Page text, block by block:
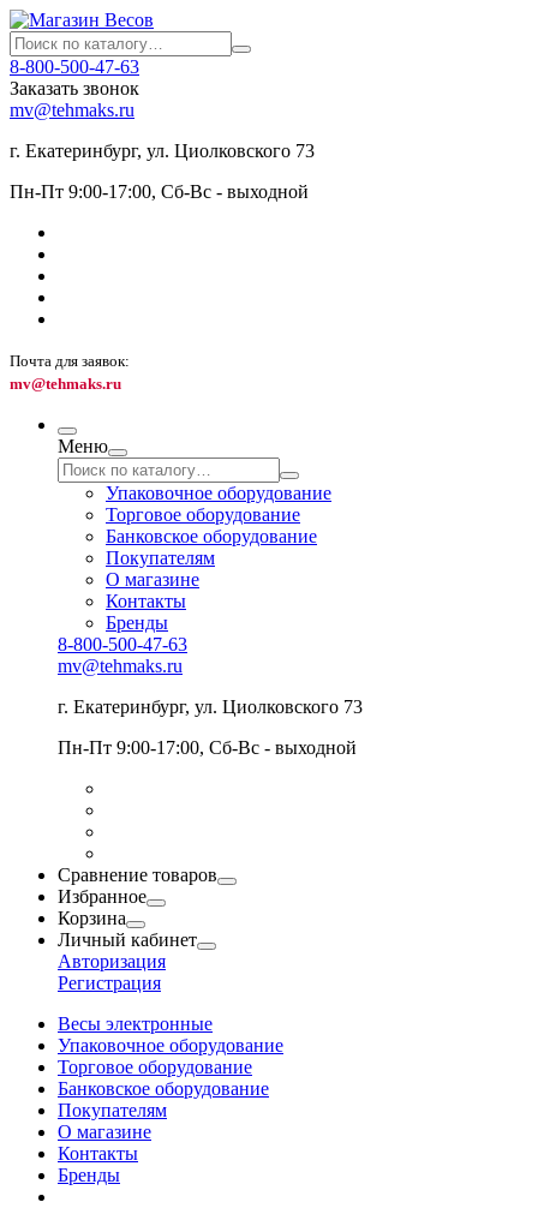
8-800-500-47-63
Заказать звонок
mv@tehmaks.ru
г. Екатеринбург, ул. Циолковского 73
Пн-Пт 9:00-17:00, Сб-Вс - выходной
Почта для заявок:
mv@tehmaks.ru
Меню
Упаковочное оборудование
Торговое оборудование
Банковское оборудование
Покупателям
О магазине
Контакты
Бренды
8-800-500-47-63
mv@tehmaks.ru
г. Екатеринбург, ул. Циолковского 73
Пн-Пт 9:00-17:00, Сб-Вс - выходной
Сравнение товаров
Избранное
Корзина
Личный кабинет
Авторизация
Регистрация
Весы электронные
Упаковочное оборудование
Торговое оборудование
Банковское оборудование
Покупателям
О магазине
Контакты
Бренды